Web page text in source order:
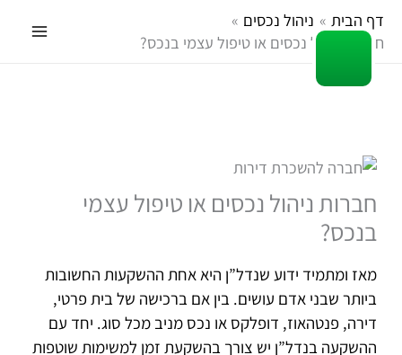
דילוג
לתוכן
דף הבית
ניהול נכסים
חברות ניהול נכסים או טיפול עצמי בנכס?
חברות ניהול נכסים או טיפול עצמי
בנכס?
מאז ומתמיד ידוע שנדל”ן היא אחת ההשקעות החשובות
ביותר שבני אדם עושים. בין אם ברכישה של בית פרטי,
דירה, פנטהאוז, דופלקס או נכס מניב מכל סוג. יחד עם
ההשקעה בנדל”ן יש צורך בהשקעת זמן למשימות שוטפות